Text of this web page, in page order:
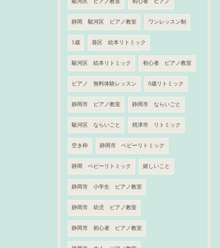
駿河区 ピアノ教室 初心者 ピアノ
静岡 駿河区 ピアノ教室 ワンレッスン制
1歳 葵区 絵本リトミック
駿河区 絵本リトミック 初心者 ピアノ教室
ピアノ 無料体験レッスン 0歳リトミック
静岡市 ピアノ教室 静岡市 ならいごと
駿河区 ならいごと 焼津市 リトミック
空き枠 静岡市 ベビーリトミック
静岡 ベビーリトミック 嬉しいこと
静岡市 小学生 ピアノ教室
静岡市 幼児 ピアノ教室
静岡市 初心者 ピアノ教室